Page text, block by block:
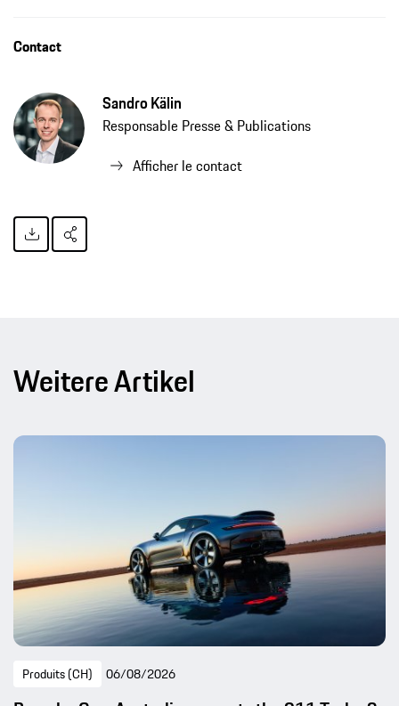
Contact
Sandro Kälin
Responsable Presse & Publications
Afficher le contact
Weitere Artikel
Produits (CH) 06/08/2026